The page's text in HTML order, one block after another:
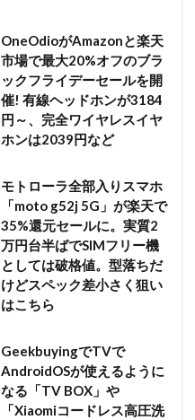
OneOdioがAmazonと楽天
市場で最大20%オフのブラ
ックフライデーセールを開
催! 有線ヘッドホンが3184
円～、完全ワイヤレスイヤ
ホンは2039円など
モトローラ全部入りスマホ
「moto g52j 5G」が楽天で
35%還元セールに。実質2
万円台半ばでSIMフリー機
としては破格値。型落ちだ
けどスペック差小さく狙い
はこちら
GeekbuyingでTVで
AndroidOSが使えるように
なる「TV BOX」や
「Xiaomiコードレス高圧洗